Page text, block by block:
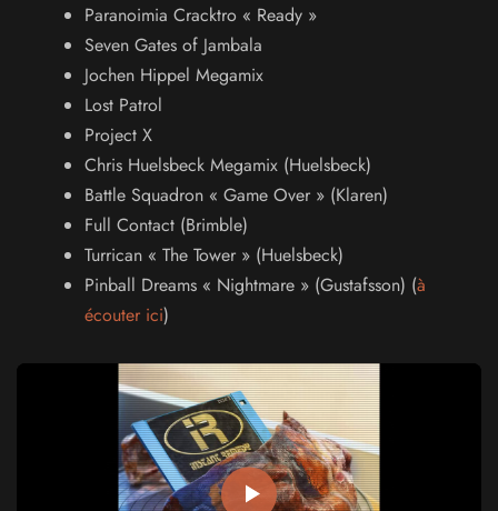
Paranoimia Cracktro « Ready »
Seven Gates of Jambala
Jochen Hippel Megamix
Lost Patrol
Project X
Chris Huelsbeck Megamix (Huelsbeck)
Battle Squadron « Game Over » (Klaren)
Full Contact (Brimble)
Turrican « The Tower » (Huelsbeck)
Pinball Dreams « Nightmare » (Gustafsson) (à
écouter ici)